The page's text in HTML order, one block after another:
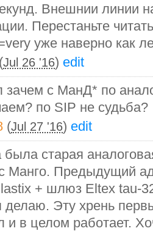
Внешнии линии
Перестаньте
уже наверно как
(Jul 26 '16) edit
зачем с МанД* по
по SIP не судьба?
(Jul 27 '16) edit
была старая
Манго. Предыдущий
+ шлюз Eltex tau-
делаю. Эту хрень
и в целом работает.